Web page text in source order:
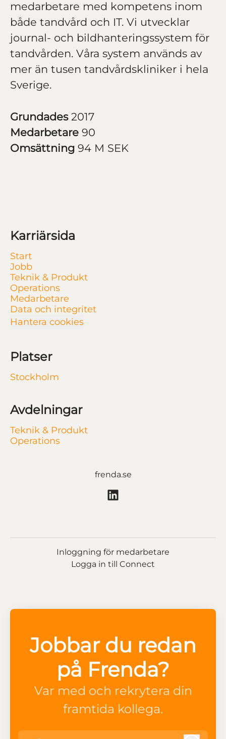
medarbetare med kompetens inom
både tandvård och IT. Vi utvecklar
journal- och bildhanteringssystem för
tandvården. Våra system används av
mer än tusen tandvårdskliniker i hela
Sverige.
Grundades 2017
Medarbetare 90
Omsättning 94 M SEK
Karriärsida
Start
Jobb
Teknik & Produkt
Operations
Medarbetare
Data och integritet
Hantera cookies
Platser
Stockholm
Avdelningar
Teknik & Produkt
Operations
frenda.se
Inloggning för medarbetare
Logga in till Connect
Jobbar du redan
på Frenda?
Var med och rekrytera din
framtida kollega.